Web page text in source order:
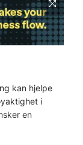
kan hjelpe
i
en